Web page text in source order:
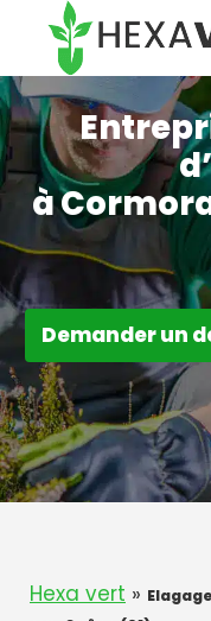
contenu
à
Demander un
Hexa vert »